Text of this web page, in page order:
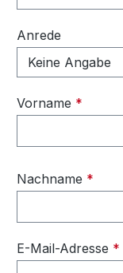
Anrede
Vorname *
Nachname *
E-Mail-Adresse *